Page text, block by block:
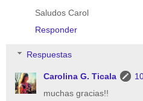
Saludos Carol
Responder
Respuestas
Carolina G. Ticala
muchas gracias!!